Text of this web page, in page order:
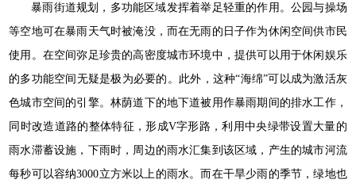
暴雨街道规划，多功能区域发挥着举足轻重的作用。公园与操场
等空地可在暴雨天气时被淹没，而在无雨的日子作为休闲空间供市民
使用。在空间弥足珍贵的高密度城市环境中，提供可以用于休闲娱乐
的多功能空间无疑是极为必要的。此外，这种“海绵”可以成为激活灰
色城市空间的引擎。林荫道下的地下道被用作暴雨期间的排水工作，
同时改造道路的整体特征，形成V字形路，利用中央绿带设置大量的
雨水滞蓄设施，下雨时，周边的雨水汇集到该区域，产生的城市河流
每秒可以容纳3000立方米以上的雨水。而在干旱少雨的季节，绿地也